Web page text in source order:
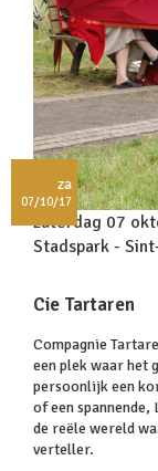
za
07/10/17
zaterdag 07
Stadspark -
Cie Tartaren
Compagnie
een plek waar het
persoonlijk een
of een spannende,
de reële wereld
verteller.